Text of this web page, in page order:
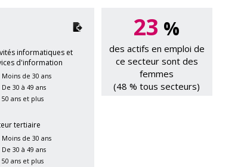
informatiques et
d'information
Moins de 30 ans
De 30 à 49 ans
50 ans et plus
tertiaire
Moins de 30 ans
De 30 à 49 ans
50 ans et plus
23 %
des actifs en emploi de
ce secteur sont des
femmes
(48 % tous secteurs)